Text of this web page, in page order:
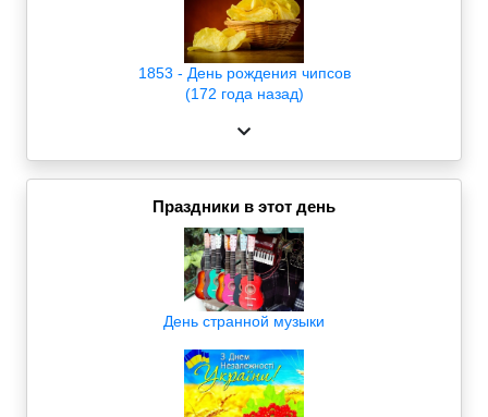
1853 - День рождения чипсов
(172 года назад)
Праздники в этот день
День странной музыки